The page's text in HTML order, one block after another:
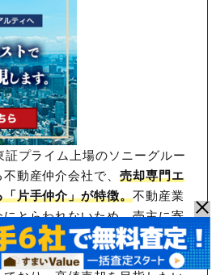
プライム上場のソニーグルー
動産仲介会社で、売却専門エ
片手仲介」が特徴。不動産業
とらわれないため、売主に寄
があり、顧客満足度93％と高
ニーグループと共同開発したAI